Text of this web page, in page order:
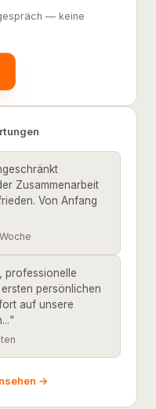
— keine
Zusammenarbeit
Von Anfang
professionelle
persönlichen
auf unsere
→